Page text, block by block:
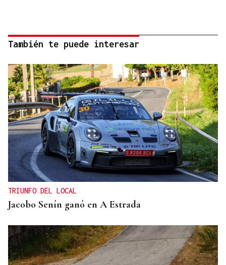
También te puede interesar
TRIUNFO DEL LOCAL
Jacobo Senín ganó en A Estrada